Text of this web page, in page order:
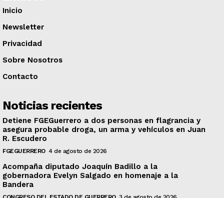
Inicio
Newsletter
Privacidad
Sobre Nosotros
Contacto
Noticias recientes
Detiene FGEGuerrero a dos personas en flagrancia y
asegura probable droga, un arma y vehículos en Juan
R. Escudero
FGEGUERRERO 4 de agosto de 2026
Acompaña diputado Joaquín Badillo a la
gobernadora Evelyn Salgado en homenaje a la
Bandera